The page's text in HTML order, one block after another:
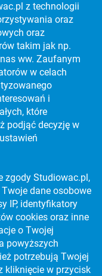
Maastricht
z technologii
oraz
oraz
takim jak np.
ww. Zaufanym
w celach
i
które
podjąć decyzję w
zgody Studiowac.pl,
dane osobowe
IP, identyfikatory
cookies oraz inne
o Twojej
powyższych
potrzebują Twojej
kliknięcie w przycisk